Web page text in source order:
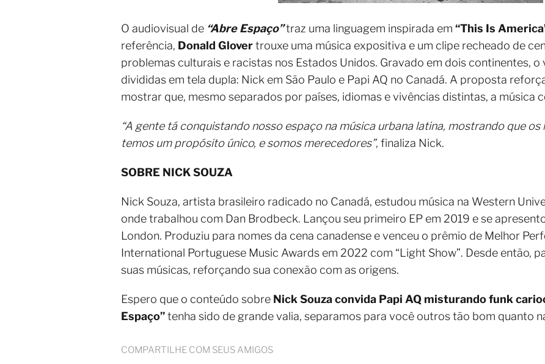
O audiovisual de “Abre Espaço”traz uma linguagem inspirada em “This Is
referência, Donald Glovertrouxe uma música expositiva e um clipe recheado de
problemas culturais e racistas nos Estados Unidos. Gravado em dois continentes, o
divididas em tela dupla: Nick em São Paulo e Papi AQ no Canadá. A proposta
mostrar que, mesmo separados por países, idiomas e vivências distintas, a música
“A gente tá conquistando nosso espaço na música urbana latina, mostrando que
temos um propósito único, e somos merecedores”, finaliza Nick.
SOBRE NICK SOUZA
Nick Souza, artista brasileiro radicado no Canadá, estudou música na Western
onde trabalhou com Dan Brodbeck. Lançou seu primeiro EP em 2019 e se
London. Produziu para nomes da cena canadense e venceu o prêmio de Melhor
International Portuguese Music Awards em 2022 com “Light Show”. Desde então,
suas músicas, reforçando sua conexão com as origens.
Espero que o conteúdo sobre Nick Souza convida Papi AQ misturando funk
Espaço”tenha sido de grande valia, separamos para você outros tão bom quanto
COMPARTILHE COM SEUS AMIGOS